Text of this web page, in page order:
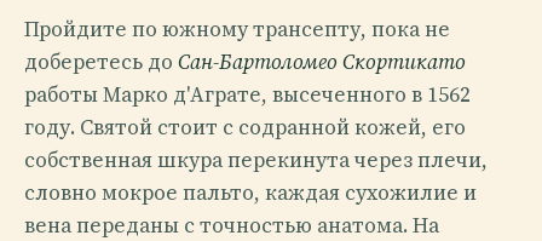
Пройдите по южному трансепту, пока не
доберетесь до Сан-Бартоломео Скортикато
работы Марко д'Аграте, высеченного в 1562
году. Святой стоит с содранной кожей, его
собственная шкура перекинута через плечи,
словно мокрое пальто, каждая сухожилие и
вена переданы с точностью анатома. На